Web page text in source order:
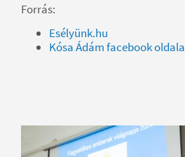
Forrás:
Esélyünk.hu
Kósa Ádám facebook oldala